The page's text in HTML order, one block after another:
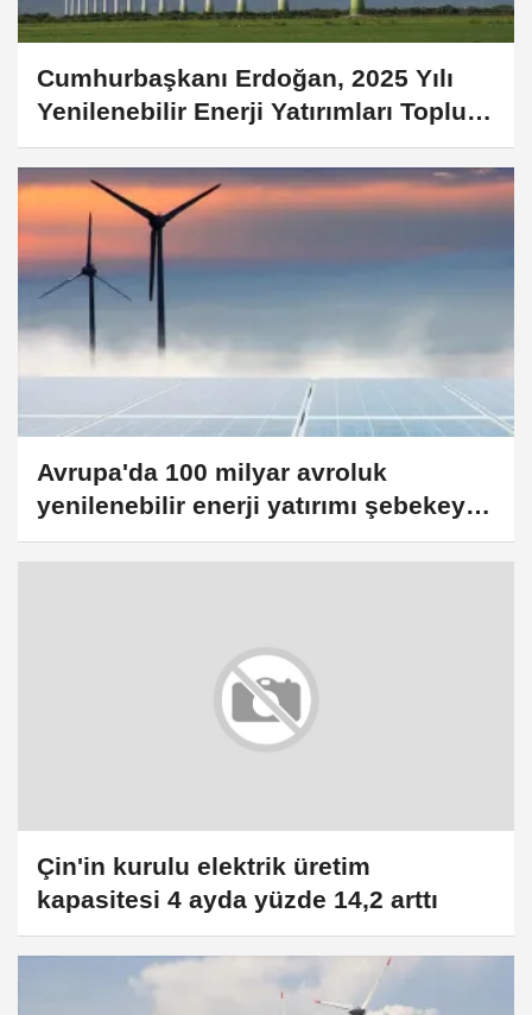
Cumhurbaşkanı Erdoğan, 2025 Yılı
Yenilenebilir Enerji Yatırımları Toplu
Açılış Töreni'nde konuştu: (1)
Avrupa'da 100 milyar avroluk
yenilenebilir enerji yatırımı şebekeye
bağlanmak için kuyrukta
Çin'in kurulu elektrik üretim
kapasitesi 4 ayda yüzde 14,2 arttı